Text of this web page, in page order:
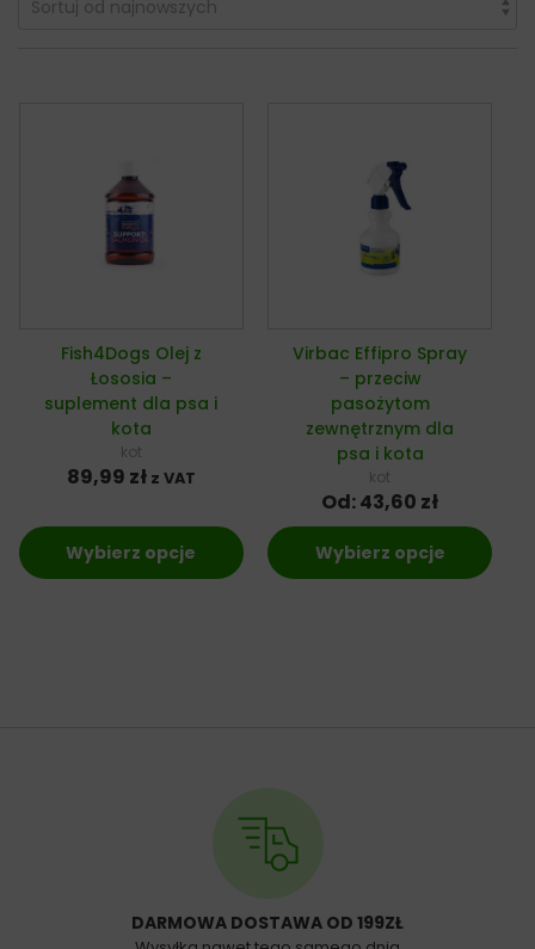
Fish4Dogs Olej z
Łososia –
suplement dla psa i
kota
kot
89,99 zł z VAT
Wybierz opcje
Virbac Effipro Spray
– przeciw
pasożytom
zewnętrznym dla
psa i kota
kot
Od:43,60 zł
Wybierz opcje
DARMOWA DOSTAWA OD 199ZŁ